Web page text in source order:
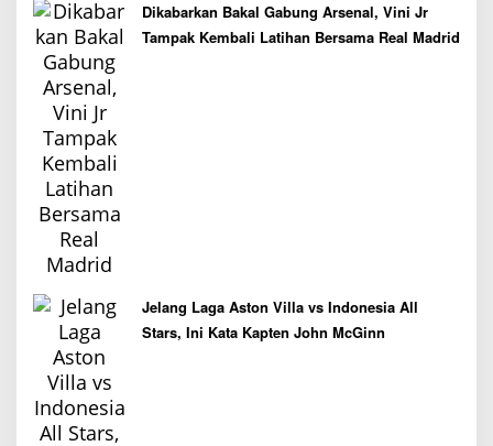
Dikabarkan Bakal Gabung Arsenal, Vini Jr
Tampak Kembali Latihan Bersama Real Madrid
Jelang Laga Aston Villa vs Indonesia All
Stars, Ini Kata Kapten John McGinn